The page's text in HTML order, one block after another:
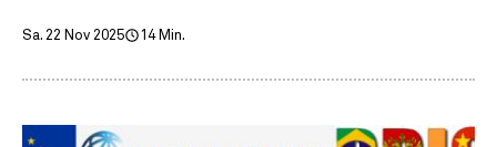
Sa. 22 Nov 2025 14 Min.